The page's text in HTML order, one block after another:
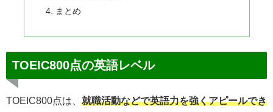
まとめ
TOEIC800点の英語レベル
TOEIC800点は、 就職活動などで英語力を強くアピールでき